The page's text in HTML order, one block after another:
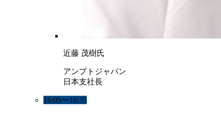
近藤 茂樹氏
アンプトジャパン
日本支社長
16:05〜16:35